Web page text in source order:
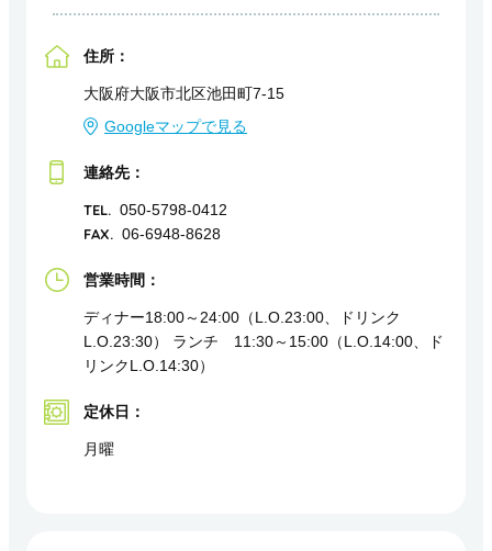
住所：
大阪府大阪市北区池田町7-15
Googleマップで見る
連絡先：
TEL. 050-5798-0412
FAX. 06-6948-8628
営業時間：
ディナー18:00～24:00（L.O.23:00、ドリンク
L.O.23:30） ランチ 11:30～15:00（L.O.14:00、ド
リンクL.O.14:30）
定休日：
月曜